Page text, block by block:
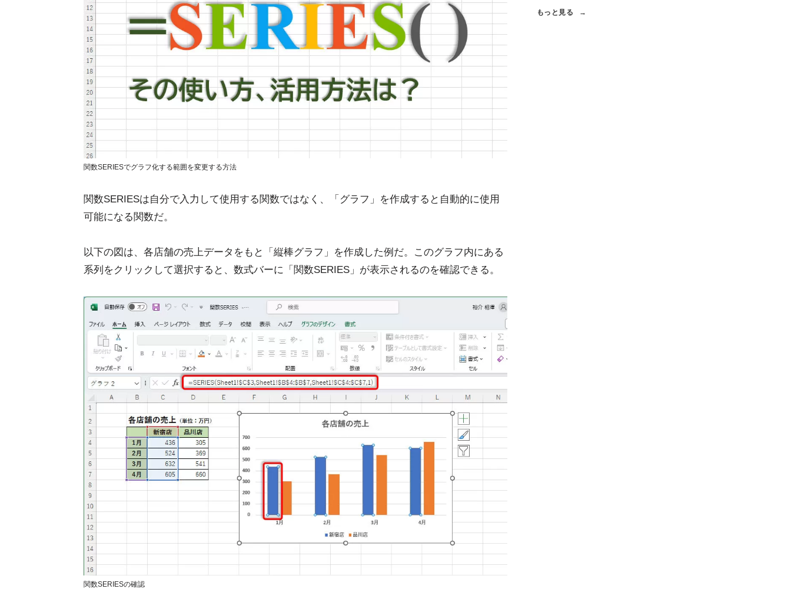
関数SERIESでグラフ化する範囲を変更する方法
関数SERIESは自分で入力して使用する関数ではなく、「グラフ」を作成すると自動的に使用
可能になる関数だ。
以下の図は、各店舗の売上データをもと「縦棒グラフ」を作成した例だ。このグラフ内にある
系列をクリックして選択すると、数式バーに「関数SERIES」が表示されるのを確認できる。
関数SERIESの確認
もっと見る